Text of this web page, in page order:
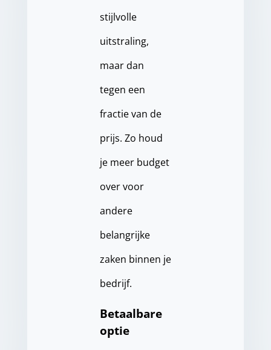
stijlvolle
uitstraling,
maar dan
tegen een
fractie van de
prijs. Zo houd
je meer budget
over voor
andere
belangrijke
zaken binnen je
bedrijf.
Betaalbare
optie